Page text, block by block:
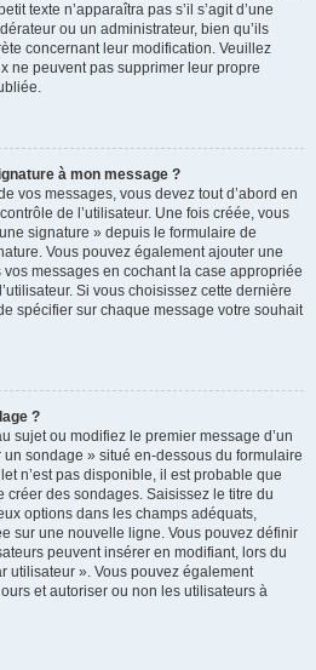
texte n’apparaîtra pas s’il s’agit d’une
ou un administrateur, bien qu’ils
concernant leur modification. Veuillez
ne peuvent pas supprimer leur propre
à mon message ?
vos messages, vous devez tout d’abord en
de l’utilisateur. Une fois créée, vous
signature » depuis le formulaire de
Vous pouvez également ajouter une
messages en cochant la case appropriée
Si vous choisissez cette dernière
spécifier sur chaque message votre souhait
?
sujet ou modifiez le premier message d’un
sondage » situé en-dessous du formulaire
n’est pas disponible, il est probable que
créer des sondages. Saisissez le titre du
options dans les champs adéquats,
sur une nouvelle ligne. Vous pouvez définir
peuvent insérer en modifiant, lors du
utilisateur ». Vous pouvez également
et autoriser ou non les utilisateurs à